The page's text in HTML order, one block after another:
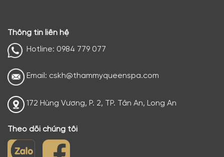
Thông tin liên hệ
Hotline: 0984 779 077
Email: cskh@thammyqueenspa.com
172 Hùng Vương, P. 2, TP. Tân An, Long An
Theo dõi chúng tôi